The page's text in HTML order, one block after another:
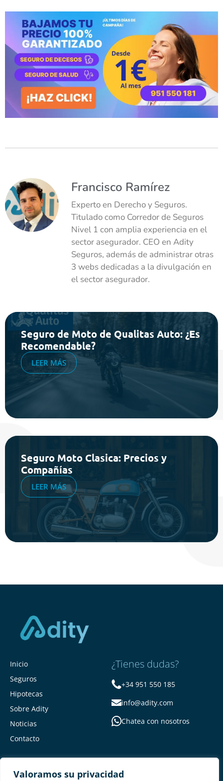
Valoramos su privacidad
Francisco Ramírez
Experto en Derecho y Seguros.
Titulado como Corredor de Seguros
Nivel 1 con amplia experiencia en el
sector asegurador. CEO en Adity
Seguros, además de administrar otras
3 webs dedicadas a la divulgación en
el sector asegurador.
Seguro de Moto de Qualitas Auto: ¿Es
Recomendable?
LEER MÁS
Seguro Moto Clasica: Precios y
Compañías
LEER MÁS
Inicio
Seguros
Hipotecas
Sobre Adity
Noticias
Contacto
¿Tienes dudas?
+34 951 550 185
info@adity.com
Chatea con nosotros